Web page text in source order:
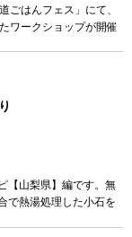
はんフェス」にて、
ワークショップが開催
【山梨県】編です。無
で熱湯処理した小石を